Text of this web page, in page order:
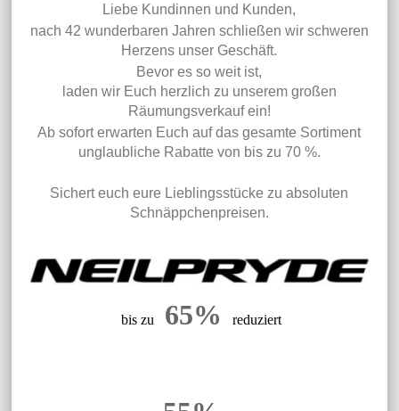
Liebe Kundinnen und Kunden,
nach 42 wunderbaren Jahren schließen wir schweren
Herzens unser Geschäft.
Bevor es so weit ist,
laden wir Euch herzlich zu unserem großen
Räumungsverkauf ein!
Ab sofort erwarten Euch auf das gesamte Sortiment
unglaubliche Rabatte von bis zu 70 %.
Sichert euch eure Lieblingsstücke zu absoluten
Schnäppchenpreisen.
bis zu 65% reduziert